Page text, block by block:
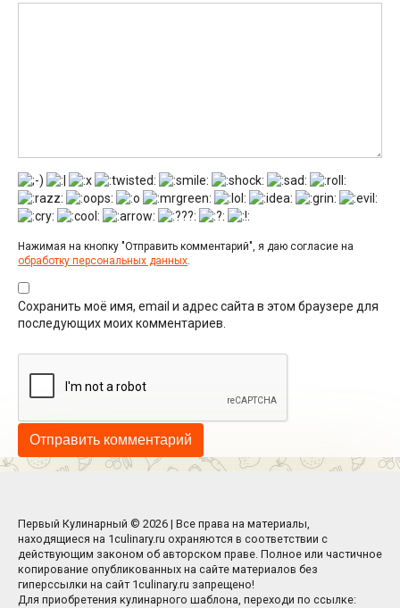
Нажимая на кнопку "Отправить комментарий", я даю согласие на
обработку персональных данных.
Сохранить моё имя, email и адрес сайта в этом браузере для
последующих моих комментариев.
Первый Кулинарный © 2026 | Все права на материалы,
находящиеся на 1culinary.ru охраняются в соответствии с
действующим законом об авторском праве. Полное или частичное
копирование опубликованных на сайте материалов без
гиперссылки на сайт 1culinary.ru запрещено!
Для приобретения кулинарного шаблона, переходи по ссылке: